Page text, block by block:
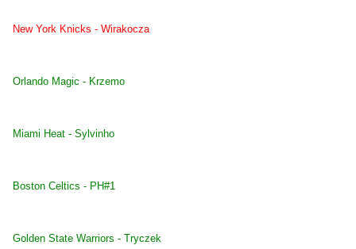
New York Knicks - Wirakocza
Orlando Magic - Krzemo
Miami Heat - Sylvinho
Boston Celtics - PH#1
Golden State Warriors - Tryczek